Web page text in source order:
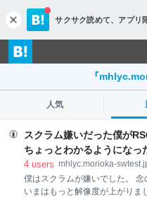
c
l
o
s
サクサク読めて、 アプリ
『
人気
スクラム嫌いだった僕が
ちょっとわかるようにな
4 users mhlyc.morioka-
僕はスクラムが嫌いでした。 念
いまはもっと解像度が上がりま